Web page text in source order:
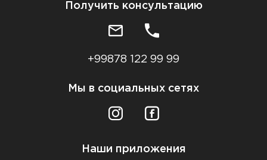
Получить консультацию
+99878 122 99 99
Мы в социальных сетях
Наши приложения